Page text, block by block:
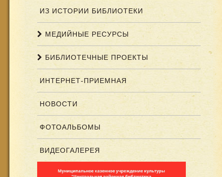
ИЗ ИСТОРИИ БИБЛИОТЕКИ
МЕДИЙНЫЕ РЕСУРСЫ
БИБЛИОТЕЧНЫЕ ПРОЕКТЫ
ИНТЕРНЕТ-ПРИЕМНАЯ
НОВОСТИ
ФОТОАЛЬБОМЫ
ВИДЕОГАЛЕРЕЯ